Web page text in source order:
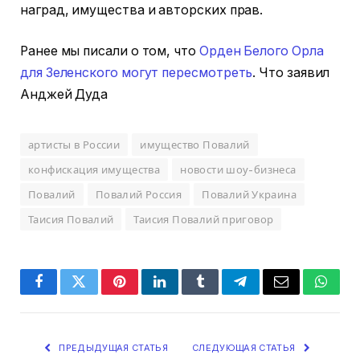
наград, имущества и авторских прав.
Ранее мы писали о том, что Орден Белого Орла
для Зеленского могут пересмотреть. Что заявил
Анджей Дуда
артисты в России
имущество Повалий
конфискация имущества
новости шоу-бизнеса
Повалий
Повалий Россия
Повалий Украина
Таисия Повалий
Таисия Повалий приговор
FacebookTwitterPinterestLinkedInTumblrTelegramEmail
ПРЕДЫДУЩАЯ СТАТЬЯ СЛЕДУЮЩАЯ СТАТЬЯ